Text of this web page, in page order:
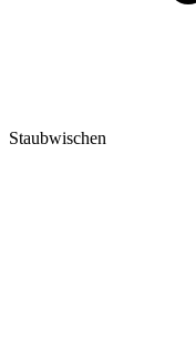
Staubwischen